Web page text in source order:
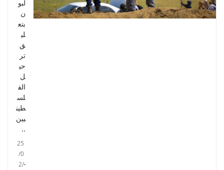
لبو
ن
بتع
لي
ق
تر
حي
ل
الف
لس
طين
يين
..
25
/0
2/